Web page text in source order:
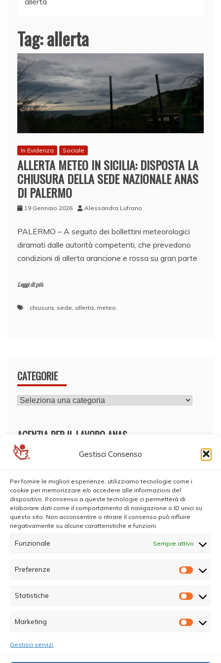
Gestisci Consenso
Per fornire le migliori esperienze, utilizziamo tecnologie come i
cookie per memorizzare e/o accedere alle informazioni del
dispositivo. Il consenso a queste tecnologie ci permetterà di
elaborare dati come il comportamento di navigazione o ID unici su
questo sito. Non acconsentire o ritirare il consenso può influire
negativamente su alcune caratteristiche e funzioni.
Funzionale Sempre attivo
Preferenze
Statistiche
Marketing
Gestisci servizi
Tag:allerta
In Evidenza Sociale
ALLERTA METEO IN SICILIA: DISPOSTA LA
CHIUSURA DELLA SEDE NAZIONALE ANAS
DI PALERMO
19 Gennaio 2026 Alessandra Lufrano
​PALERMO – A seguito dei bollettini meteorologici
diramati dalle autorità competenti, che prevedono
condizioni di allerta arancione e rossa su gran parte
Leggi di più
chiusura, sede, allerta, meteo.
CATEGORIE
CATEGORIE
AGENZIA PER IL LAVORO ANAS